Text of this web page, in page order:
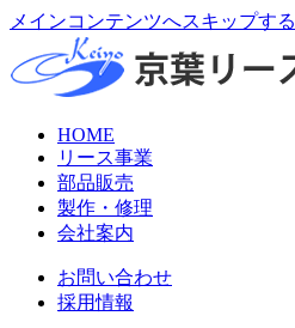
メインコンテンツへスキップする
HOME
リース事業
部品販売
製作・修理
会社案内
お問い合わせ
採用情報